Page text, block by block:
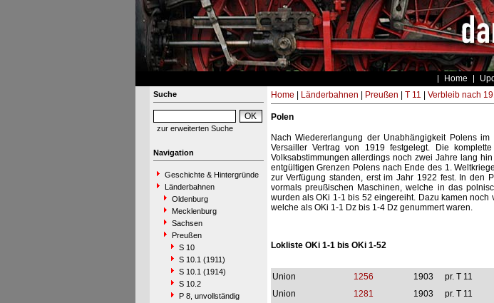
Home
Suche
zur erweiterten Suche
Navigation
Geschichte & Hintergründe
Länderbahnen
Oldenburg
Mecklenburg
Sachsen
Preußen
S 10
S 10.1 (1911)
S 10.1 (1914)
S 10.2
P 8, unvollständig
Home Länderbahnen Preußen T 11 Verbleib nach
Polen
Nach Wiedererlangung der Unabhängigkeit Polens
Versailler Vertrag von 1919 festgelegt. Die
Volksabstimmungen allerdings noch zwei Jahre lang
entgültigen Grenzen Polens nach Ende des 1.
zur Verfügung standen, erst im Jahr 1922 fest. In den
vormals preußischen Maschinen, welche in das
wurden als OKi 1-1 bis 52 eingereiht. Dazu kamen
welche als OKi 1-1 Dz bis 1-4 Dz genummert waren.
Lokliste OKi 1-1 bis OKi 1-52
Union 1256 1903 pr. T 11
Union
1281 1903 pr. T 11